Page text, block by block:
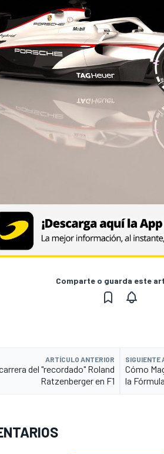
Comparte o guarda este
ARTÍCULO ANTERIOR
del "recordado" Roland
Ratzenberger en F1
SIGUIENTE
Cómo
la